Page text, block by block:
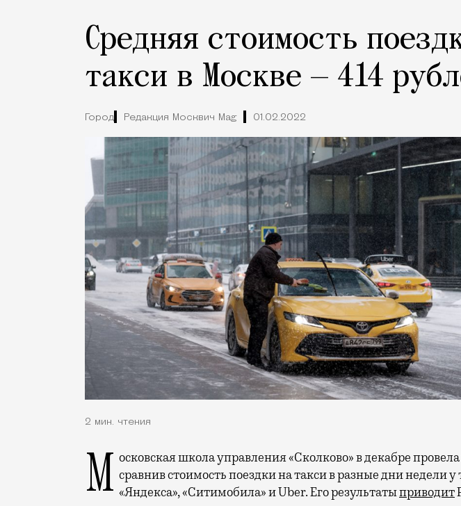
Средняя стоимость
такси в Москве — 414
Город Редакция Москвич Mag 01.02.2022
2 мин. чтения
Московская школа управления «Сколково» в декабре провела исследование, сравнив стоимость поездки на такси в разные дни недели у
«Яндекса», «Ситимобила» и Uber. Его результатыприводит